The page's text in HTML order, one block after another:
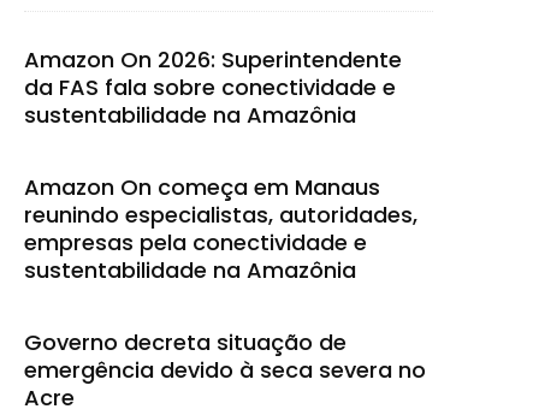
Amazon On 2026: Superintendente
da FAS fala sobre conectividade e
sustentabilidade na Amazônia
Amazon On começa em Manaus
reunindo especialistas, autoridades,
empresas pela conectividade e
sustentabilidade na Amazônia
Governo decreta situação de
emergência devido à seca severa no
Acre